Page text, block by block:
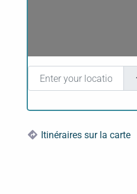
Enter your location
Itinéraires sur la carte